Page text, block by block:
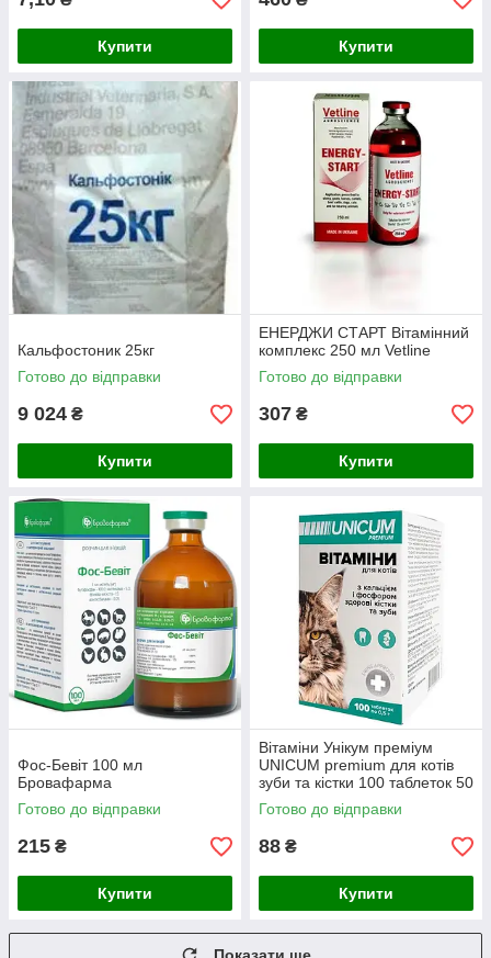
Купити Купити
Кальфостоник 25кг
Готово до відправки
9 024 ₴
Купити
ЕНЕРДЖИ СТАРТ Вітамінний
комплекс 250 мл Vetline
Готово до відправки
307 ₴
Купити
Фос-Бевіт 100 мл
Бровафарма
Готово до відправки
215 ₴
Купити
Вітаміни Унікум преміум
UNICUM premium для котів
зуби та кістки 100 таблеток 50
гГотово до відправки
88 ₴
Купити